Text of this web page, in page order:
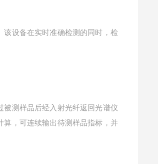
设备在实时准确检测的同时，检
测样品后经入射光纤返回光谱仪
算，可连续输出待测样品指标，并